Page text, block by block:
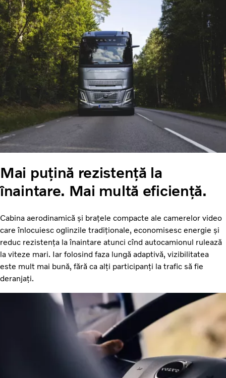
Mai puțină rezistență la
înaintare. Mai multă eficiență.
Cabina aerodinamică și brațele compacte ale camerelor video
care înlocuiesc oglinzile tradiționale, economisesc energie și
reduc rezistența la înaintare atunci cînd autocamionul rulează
la viteze mari. Iar folosind faza lungă adaptivă, vizibilitatea
este mult mai bună, fără ca alți participanți la trafic să fie
deranjați.